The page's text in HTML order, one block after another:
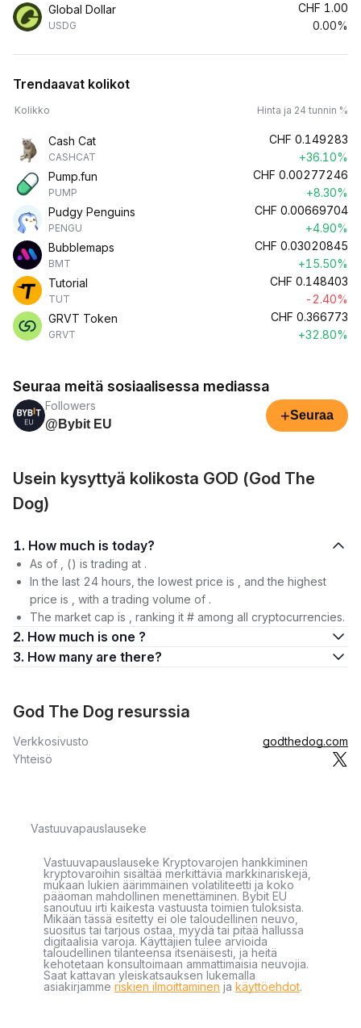
Global Dollar
USDG
CHF 1.00
0.00%
Trendaavat kolikot
Kolikko Hinta ja 24 tunnin %
Cash Cat
CASHCAT
CHF 0.149283
+36.10%
Pump.fun
PUMP
CHF 0.00277246
+8.30%
Pudgy Penguins
PENGU
CHF 0.00669704
+4.90%
Bubblemaps
BMT
CHF 0.03020845
+15.50%
Tutorial
TUT
CHF 0.148403
-2.40%
GRVT Token
GRVT
CHF 0.366773
+32.80%
Seuraa meitä sosiaalisessa mediassa
Followers
@Bybit EU
+Seuraa
Usein kysyttyä kolikosta GOD (God The
Dog)
1. How much is today?
As of , () is trading at .
In the last 24 hours, the lowest price is , and the highest
price is , with a trading volume of .
The market cap is , ranking it # among all cryptocurrencies.
2. How much is one ?
3. How many are there?
God The Dog resurssia
Verkkosivusto
godthedog.com
Yhteisö
Vastuuvapauslauseke
Vastuuvapauslauseke Kryptovarojen hankkiminen
kryptovaroihin sisältää merkittäviä markkinariskejä,
mukaan lukien äärimmäinen volatiliteetti ja koko
pääoman mahdollinen menettäminen. Bybit EU
sanoutuu irti kaikesta vastuusta toimien tuloksista.
Mikään tässä esitetty ei ole taloudellinen neuvo,
suositus tai tarjous ostaa, myydä tai pitää hallussa
digitaalisia varoja. Käyttäjien tulee arvioida
taloudellinen tilanteensa itsenäisesti, ja heitä
kehotetaan konsultoimaan ammattimaisia neuvojia.
Saat kattavan yleiskatsauksen lukemalla
asiakirjamme riskien ilmoittaminen ja käyttöehdot.